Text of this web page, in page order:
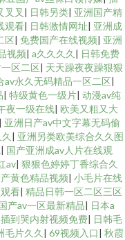
叉叉 | 日韩另类| 亚洲国产精
观看| 日韩激情网址| 亚洲成
区| 免费国产在线视频| 亚洲
视频| a久久久久 | 日韩免费
区二区| 天天躁夜夜躁狠狠
av永久无码精品一区二区|
| 特级黄色一级片| 动漫av纯
夜一级在线| 欧美又粗又大
| 亚洲日产av中文字幕无码偷
| 亚洲另类欧美综合久久图
| 国产亚洲成av人片在线观
av| 狠狠色婷婷丁香综合久
黄色精品视频| 小毛片在线
看| 精品日韩一区二区三区
产av一区最新精品| 日本a
到哭内射视频免费| 日韩毛
毛片久久 | 69视频入口| 秋霞